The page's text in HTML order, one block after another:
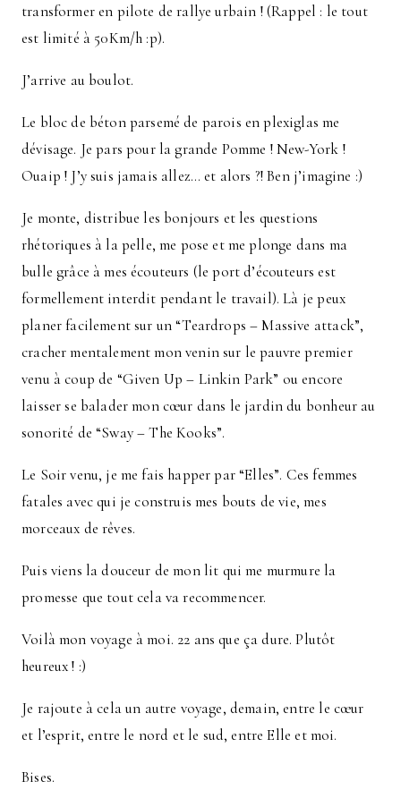
transformer en pilote de rallye urbain ! (Rappel : le tout
est limité à 50Km/h :p).
J’arrive au boulot.
Le bloc de béton parsemé de parois en plexiglas me
dévisage. Je pars pour la grande Pomme ! New-York !
Ouaip ! J’y suis jamais allez… et alors ?! Ben j’imagine :)
Je monte, distribue les bonjours et les questions
rhétoriques à la pelle, me pose et me plonge dans ma
bulle grâce à mes écouteurs (le port d’écouteurs est
formellement interdit pendant le travail). Là je peux
planer facilement sur un “Teardrops – Massive attack”,
cracher mentalement mon venin sur le pauvre premier
venu à coup de “Given Up – Linkin Park” ou encore
laisser se balader mon cœur dans le jardin du bonheur au
sonorité de “Sway – The Kooks”.
Le Soir venu, je me fais happer par “Elles”. Ces femmes
fatales avec qui je construis mes bouts de vie, mes
morceaux de rêves.
Puis viens la douceur de mon lit qui me murmure la
promesse que tout cela va recommencer.
Voilà mon voyage à moi. 22 ans que ça dure. Plutôt
heureux ! :)
Je rajoute à cela un autre voyage, demain, entre le cœur
et l’esprit, entre le nord et le sud, entre Elle et moi.
Bises.